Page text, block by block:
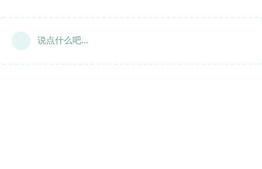
说点什么吧...